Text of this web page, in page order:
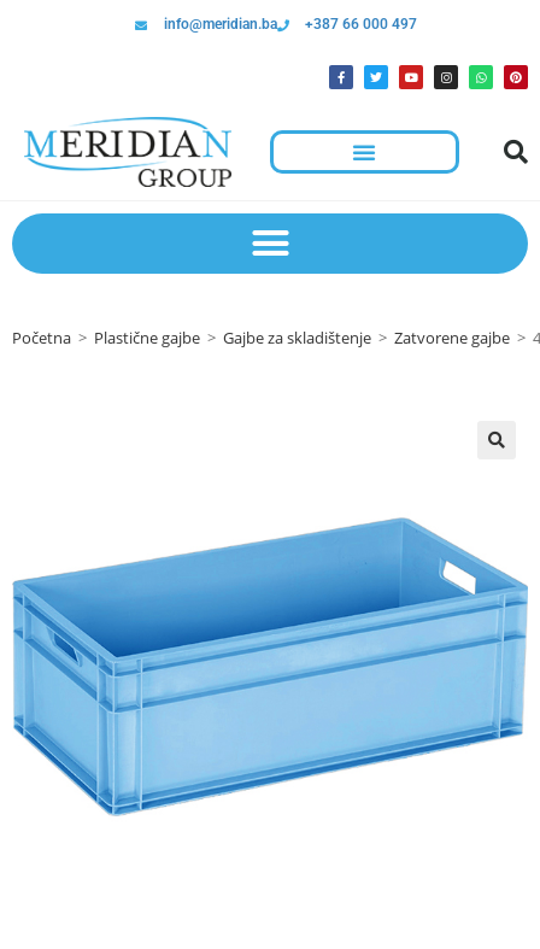
info@meridian.ba +387 66 000 497
Početna > Plastične gajbe > Gajbe za skladištenje > Zatvorene gajbe >